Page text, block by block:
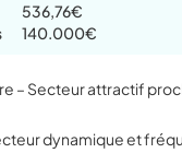
536,76€
140.000€
– Secteur attractif
dynamique et